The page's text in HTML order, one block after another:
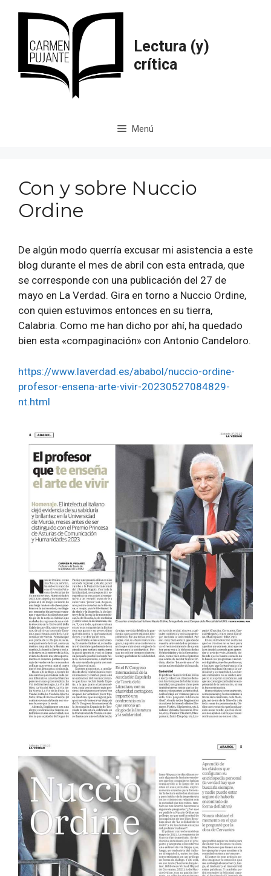
Lectura (y)
crítica
Menú
Con y sobre Nuccio
Ordine
De algún modo querría excusar mi asistencia a este
blog durante el mes de abril con esta entrada, que
se corresponde con una publicación del 27 de
mayo en La Verdad. Gira en torno a Nuccio Ordine,
con quien estuvimos entonces en su tierra,
Calabria. Como me han dicho por ahí, ha quedado
bien esta «compaginación» con Antonio Candeloro.
https://www.laverdad.es/ababol/nuccio-ordine-
profesor-ensena-arte-vivir-20230527084829-
nt.html